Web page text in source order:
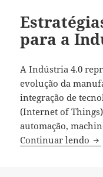
para a
A Indústria 4.0
evolução da
integração de
(Internet of
automação,
Continuar lendo